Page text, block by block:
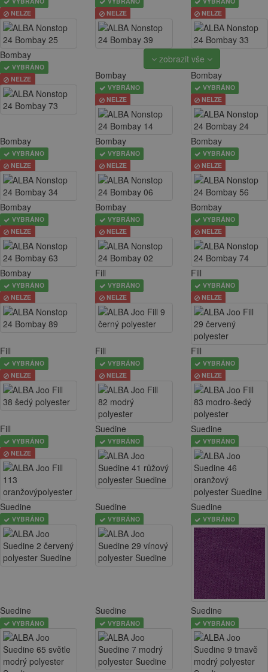
NELZE
NELZE
NELZE
Bombay
VYBRÁNO
NELZE
zobrazit vše
Bombay
VYBRÁNO
NELZE
Bombay
VYBRÁNO
NELZE
Bombay
VYBRÁNO
NELZE
Bombay
VYBRÁNO
NELZE
Bombay
VYBRÁNO
NELZE
Bombay
VYBRÁNO
NELZE
Bombay
VYBRÁNO
NELZE
Bombay
VYBRÁNO
NELZE
Bombay
VYBRÁNO
NELZE
Fill
VYBRÁNO
NELZE
Fill
VYBRÁNO
NELZE
Fill
VYBRÁNO
NELZE
Fill
VYBRÁNO
NELZE
Fill
VYBRÁNO
NELZE
Fill
VYBRÁNO
NELZE
Suedine
VYBRÁNO
Suedine
VYBRÁNO
Suedine
VYBRÁNO
Suedine
VYBRÁNO
Suedine
VYBRÁNO
Suedine
VYBRÁNO
Suedine
VYBRÁNO
Suedine
VYBRÁNO